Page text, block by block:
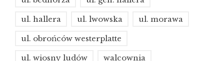
ul. hallera ul. lwowska ul. morawa
ul. obrońców westerplatte
ul. wiosny ludów walcownia